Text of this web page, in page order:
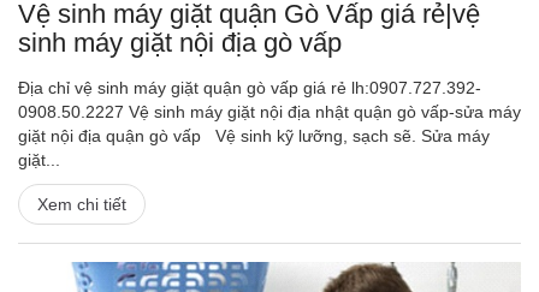
Vệ sinh máy giặt quận Gò Vấp giá rẻ|vệ
sinh máy giặt nội địa gò vấp
Địa chỉ vệ sinh máy giặt quận gò vấp giá rẻ lh:0907.727.392-
0908.50.2227 Vệ sinh máy giặt nội địa nhật quận gò vấp-sửa máy
giặt nội địa quận gò vấp Vệ sinh kỹ lưỡng, sạch sẽ. Sửa máy
giặt...
Xem chi tiết